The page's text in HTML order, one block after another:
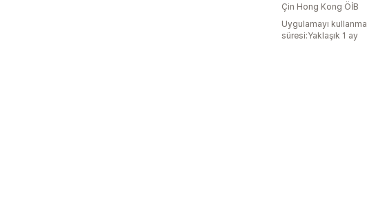
Çin Hong Kong ÖİB
Uygulamayı kullanma
süresi:Yaklaşık 1 ay